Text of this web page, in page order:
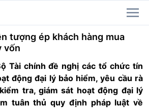
tượng ép khách hàng mua
vốn
Tài chính đề nghị các tổ chức tín
động đại lý bảo hiểm, yêu cầu rà
tra, giám sát hoạt động đại lý
tuân thủ quy định pháp luật về